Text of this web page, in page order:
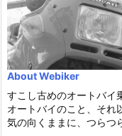
About Webiker
すこし古めのオートバイ
オートバイのこと、それ
気の向くままに、つらつ